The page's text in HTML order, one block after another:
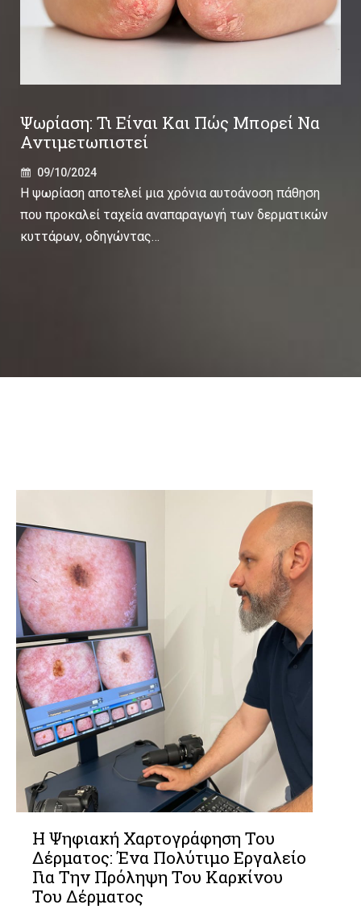
Ψωρίαση: Τι Είναι Και Πώς Μπορεί Να
Αντιμετωπιστεί
09/10/2024
Η ψωρίαση αποτελεί μια χρόνια αυτοάνοση πάθηση
που προκαλεί ταχεία αναπαραγωγή των δερματικών
κυττάρων, οδηγώντας…
Η Ψηφιακή Χαρτογράφηση Του
Δέρματος: Ένα Πολύτιμο Εργαλείο
Για Την Πρόληψη Του Καρκίνου
Του Δέρματος